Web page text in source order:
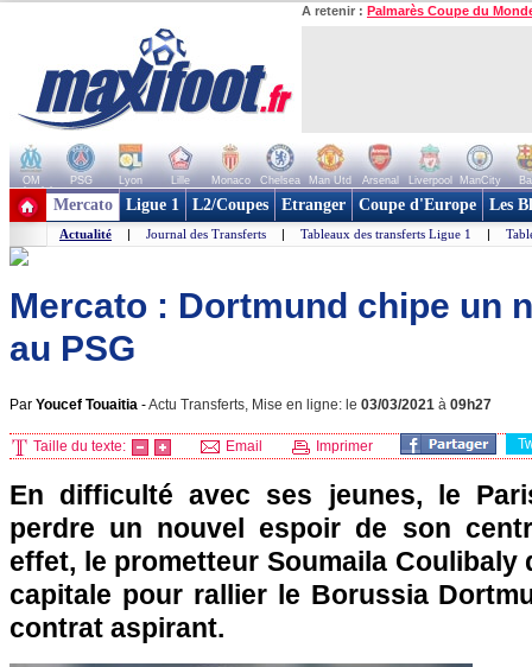
A retenir : Palmarès Coupe du
OM PSG Lyon Lille Monaco Chelsea Man Utd Arsenal Liverpool ManCity
+ de clubs
Mercato Ligue 1 L2/Coupes Etranger Coupe d'Europe Les
Actualité | Journal des Transferts | Tableaux des transferts Ligue 1 |
Mercato : Dortmund chipe un
au PSG
Par Youcef Touaitia -Actu Transferts, Mise en ligne: le 03/03/2021 à 09h27
Taille du texte: Email Imprimer
En difficulté avec ses jeunes, le
perdre un nouvel espoir de son
effet, le prometteur Soumaila Coulibaly
capitale pour rallier le Borussia
contrat aspirant.